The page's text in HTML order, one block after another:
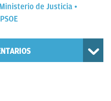
Ministerio de Justicia
PSOE